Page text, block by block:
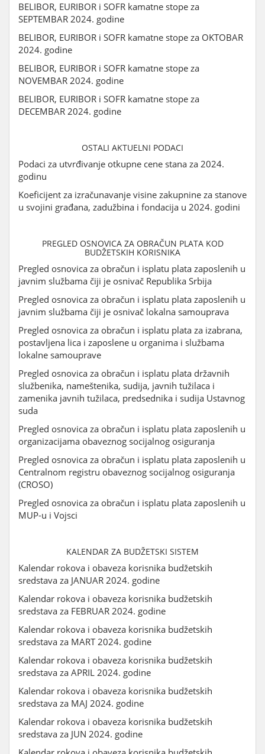
BELIBOR, EURIBOR i SOFR kamatne stope za
SEPTEMBAR 2024. godine
BELIBOR, EURIBOR i SOFR kamatne stope za OKTOBAR
2024. godine
BELIBOR, EURIBOR i SOFR kamatne stope za
NOVEMBAR 2024. godine
BELIBOR, EURIBOR i SOFR kamatne stope za
DECEMBAR 2024. godine
OSTALI AKTUELNI PODACI
Podaci za utvrđivanje otkupne cene stana za 2024.
godinu
Koeficijent za izračunavanje visine zakupnine za stanove
u svojini građana, zadužbina i fondacija u 2024. godini
PREGLED OSNOVICA ZA OBRAČUN PLATA KOD
BUDŽETSKIH KORISNIKA
Pregled osnovica za obračun i isplatu plata zaposlenih u
javnim službama čiji je osnivač Republika Srbija
Pregled osnovica za obračun i isplatu plata zaposlenih u
javnim službama čiji je osnivač lokalna samouprava
Pregled osnovica za obračun i isplatu plata za izabrana,
postavljena lica i zaposlene u organima i službama
lokalne samouprave
Pregled osnovica za obračun i isplatu plata državnih
službenika, nameštenika, sudija, javnih tužilaca i
zamenika javnih tužilaca, predsednika i sudija Ustavnog
suda
Pregled osnovica za obračun i isplatu plata zaposlenih u
organizacijama obaveznog socijalnog osiguranja
Pregled osnovica za obračun i isplatu plata zaposlenih u
Centralnom registru obaveznog socijalnog osiguranja
(CROSO)
Pregled osnovica za obračun i isplatu plata zaposlenih u
MUP-u i Vojsci
KALENDAR ZA BUDŽETSKI SISTEM
Kalendar rokova i obaveza korisnika budžetskih
sredstava za JANUAR 2024. godine
Kalendar rokova i obaveza korisnika budžetskih
sredstava za FEBRUAR 2024. godine
Kalendar rokova i obaveza korisnika budžetskih
sredstava za MART 2024. godine
Kalendar rokova i obaveza korisnika budžetskih
sredstava za APRIL 2024. godine
Kalendar rokova i obaveza korisnika budžetskih
sredstava za MAJ 2024. godine
Kalendar rokova i obaveza korisnika budžetskih
sredstava za JUN 2024. godine